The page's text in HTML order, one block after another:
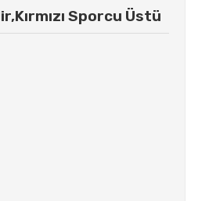
Sporcu Üstü